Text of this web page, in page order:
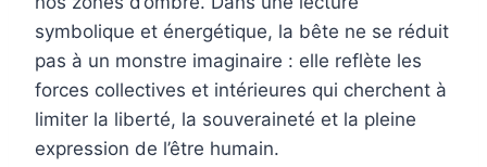
symbolique et énergétique, la bête ne se réduit
pas à un monstre imaginaire : elle reflète les
forces collectives et intérieures qui cherchent à
limiter la liberté, la souveraineté et la pleine
expression de l’être humain.